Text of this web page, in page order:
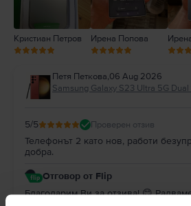
Кристиан Петров Ирена Попова
Петя Петкова,06 Aug 2026
Samsung Galaxy S23 Ultra 5G Dual
5/5 Проверен отзив
Телефонът 2 като нов, работи
добра.
Отговор от Flip
Благодарим Ви за отзива! 😊